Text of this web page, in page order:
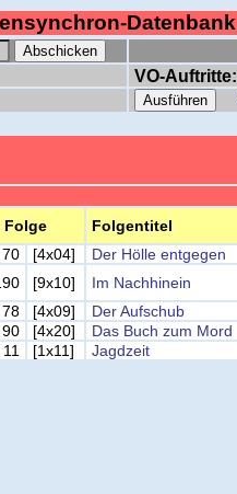
Datenbank
VO-Auftritte:
Folge Folgentitel
70 [4x04] Der Hölle entgegen
[9x10] Im Nachhinein
78 [4x09] Der Aufschub
90 [4x20] Das Buch zum Mord
11 [1x11] Jagdzeit